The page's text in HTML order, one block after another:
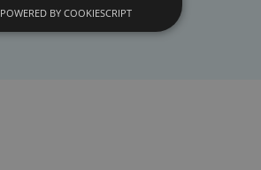
POWERED BY COOKIESCRIPT